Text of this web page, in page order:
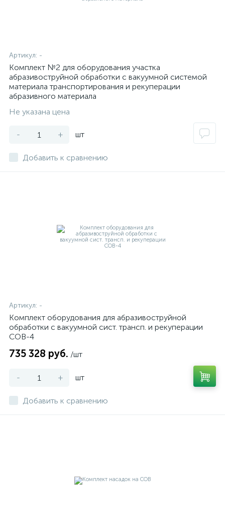
Артикул: -
Комплект №2 для оборудования участка
абразивоструйной обработки с вакуумной системой
материала транспортирования и рекуперации
абразивного материала
Не указана цена
- + шт
Добавить к сравнению
Артикул: -
Комплект оборудования для абразивоструйной
обработки с вакуумной сист. трансп. и рекуперации
СОВ-4
735 328 руб. /шт
- + шт
Добавить к сравнению